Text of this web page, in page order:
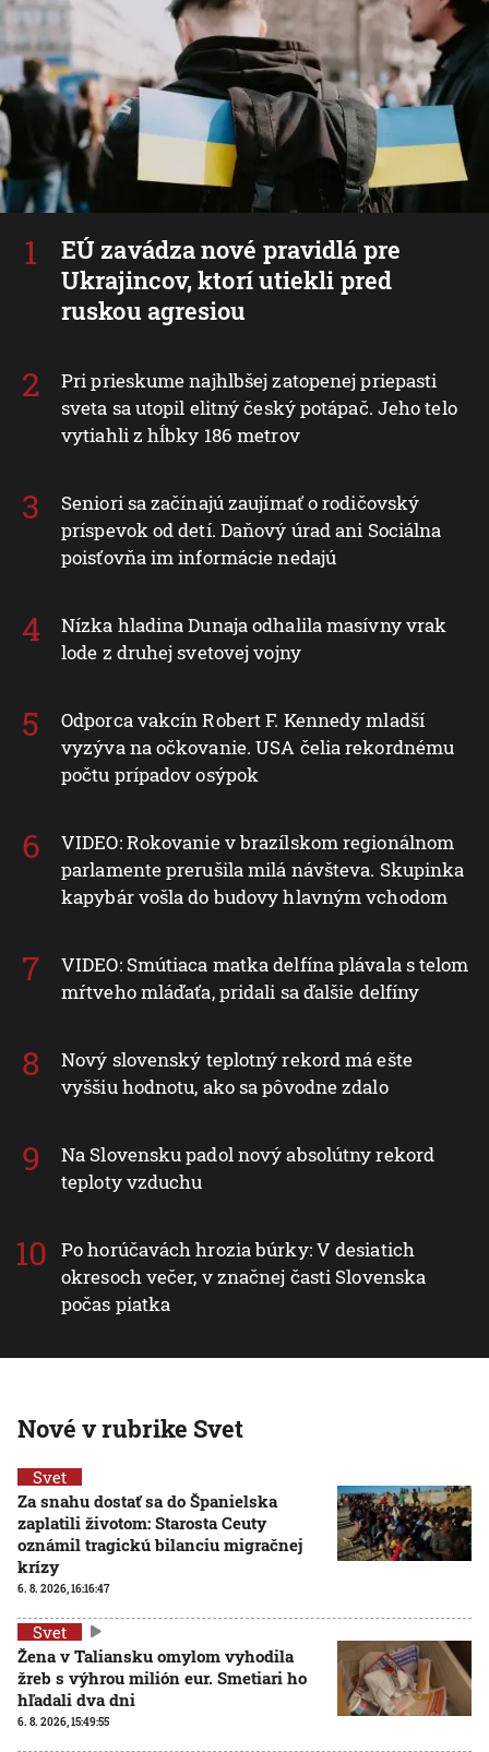
EÚ zavádza nové pravidlá pre
Ukrajincov, ktorí utiekli pred
ruskou agresiou
Pri prieskume najhlbšej zatopenej priepasti
sveta sa utopil elitný český potápač. Jeho telo
vytiahli z hĺbky 186 metrov
Seniori sa začínajú zaujímať o rodičovský
príspevok od detí. Daňový úrad ani Sociálna
poisťovňa im informácie nedajú
Nízka hladina Dunaja odhalila masívny vrak
lode z druhej svetovej vojny
Odporca vakcín Robert F. Kennedy mladší
vyzýva na očkovanie. USA čelia rekordnému
počtu prípadov osýpok
VIDEO: Rokovanie v brazílskom regionálnom
parlamente prerušila milá návšteva. Skupinka
kapybár vošla do budovy hlavným vchodom
VIDEO: Smútiaca matka delfína plávala s telom
mŕtveho mláďaťa, pridali sa ďalšie delfíny
Nový slovenský teplotný rekord má ešte
vyššiu hodnotu, ako sa pôvodne zdalo
Na Slovensku padol nový absolútny rekord
teploty vzduchu
Po horúčavách hrozia búrky: V desiatich
okresoch večer, v značnej časti Slovenska
počas piatka
Nové v rubrike Svet
Svet
Za snahu dostať sa do Španielska
zaplatili životom: Starosta Ceuty
oznámil tragickú bilanciu migračnej
krízy
6. 8. 2026, 16:16:47
Svet
Žena v Taliansku omylom vyhodila
žreb s výhrou milión eur. Smetiari ho
hľadali dva dni
6. 8. 2026, 15:49:55